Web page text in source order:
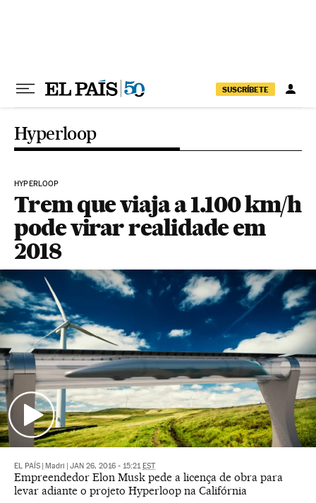
SUSCRÍBETE
Hyperloop
HYPERLOOP
Trem que viaja a 1.100 km/h
pode virar realidade em
2018
EL PAÍS Madri JAN 26, 2016 - 15:21 EST
Empreendedor Elon Musk pede a licença de obra para
levar adiante o projeto Hyperloop na Califórnia